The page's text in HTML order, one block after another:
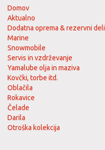
Domov
Aktualno
Dodatna oprema & rezervni deli
Marine
Snowmobile
Servis in vzdrževanje
Yamalube olja in maziva
Kovčki, torbe itd.
Oblačila
Rokavice
Čelade
Darila
Otroška kolekcija